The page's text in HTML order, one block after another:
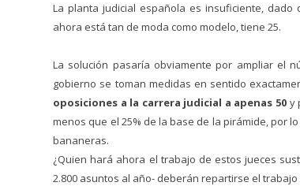
La planta judicial española es insuficiente, dado
ahora está tan de moda como modelo, tiene 25.
La solución pasaría obviamente por ampliar el
gobierno se toman medidas en sentido
oposiciones a la carrera judicial a apenas 50 y
menos que el 25% de la base de la pirámide, por
bananeras.
¿Quien hará ahora el trabajo de estos jueces
2.800 asuntos al año- deberán repartirse el